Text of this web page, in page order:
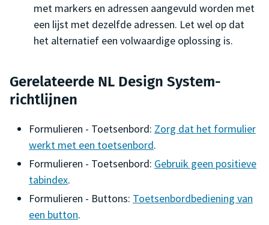
met markers en adressen aangevuld worden met
een lijst met dezelfde adressen. Let wel op dat
het alternatief een volwaardige oplossing is.
Gerelateerde NL Design System-
richtlijnen
Formulieren - Toetsenbord: Zorg dat het formulier
werkt met een toetsenbord.
Formulieren - Toetsenbord: Gebruik geen positieve
tabindex.
Formulieren - Buttons: Toetsenbordbediening van
een button.